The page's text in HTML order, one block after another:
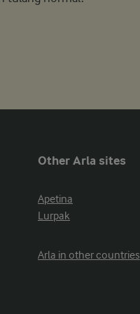
Other Arla sites
Apetina
Lurpak
Arla in other countries